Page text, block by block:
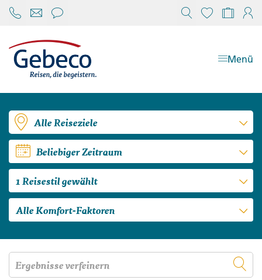
Chat öffnen Mein
Menü
Alle Reiseziele
Beliebiger Zeitraum
1 Reisestil gewählt
Alle Komfort-Faktoren